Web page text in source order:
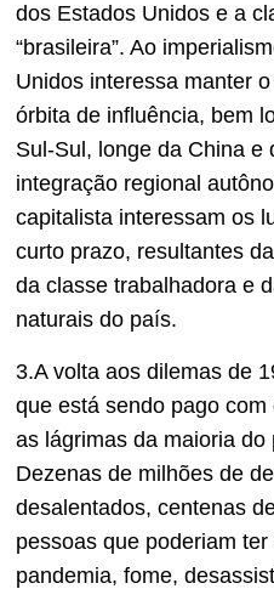
dos Estados Unidos e a
“brasileira”. Ao
Unidos interessa manter
órbita de influência, bem
Sul-Sul, longe da China e
integração regional
capitalista interessam os
curto prazo, resultantes
da classe trabalhadora e
naturais do país.
3.A volta aos dilemas de
que está sendo pago
as lágrimas da maioria do
Dezenas de milhões de
desalentados, centenas
pessoas que poderiam
pandemia, fome,